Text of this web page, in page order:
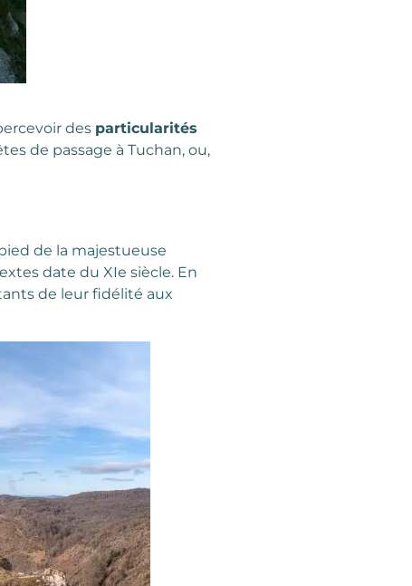
des particularités
de passage à Tuchan, ou,
de la majestueuse
date du XIe siècle. En
de leur fidélité aux